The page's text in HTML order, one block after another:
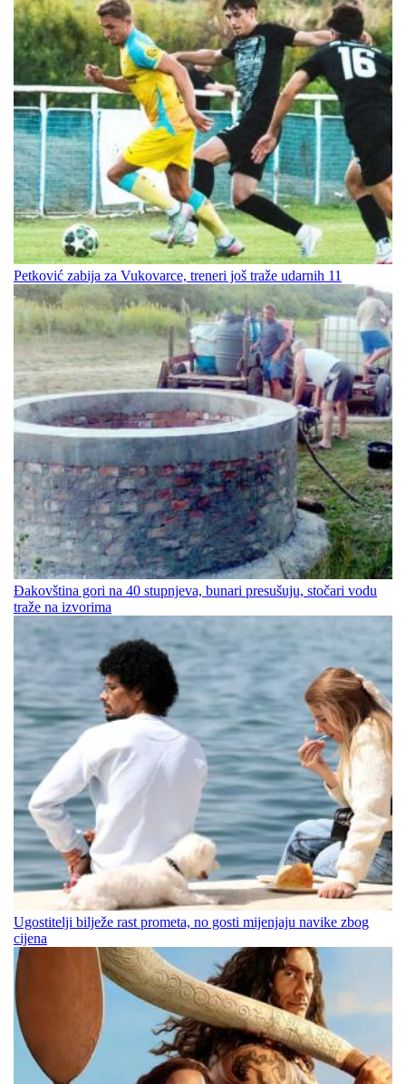
Petković zabija za Vukovarce, treneri još traže udarnih 11
Đakovština gori na 40 stupnjeva, bunari presušuju, stočari vodu
traže na izvorima
Ugostitelji bilježe rast prometa, no gosti mijenjaju navike zbog
cijena